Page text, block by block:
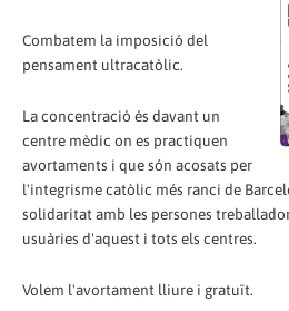
Combatem la imposició del
pensament ultracatòlic.
La concentració és davant un
centre mèdic on es practiquen
avortaments i que són acosats per
l'integrisme catòlic més ranci de
solidaritat amb les persones
usuàries d'aquest i tots els centres.
Volem l'avortament lliure i gratuït.